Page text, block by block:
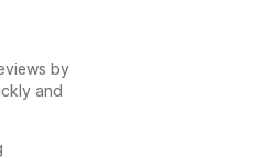
by
and